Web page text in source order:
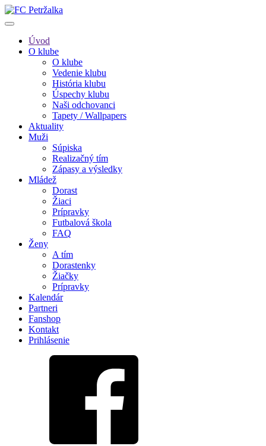
Úvod
O klube
O klube
Vedenie klubu
História klubu
Úspechy klubu
Naši odchovanci
Tapety / Wallpapers
Aktuality
Muži
Súpiska
Realizačný tím
Zápasy a výsledky
Mládež
Dorast
Žiaci
Prípravky
Futbalová škola
FAQ
Ženy
A tím
Dorastenky
Žiačky
Prípravky
Kalendár
Partneri
Fanshop
Kontakt
Prihlásenie